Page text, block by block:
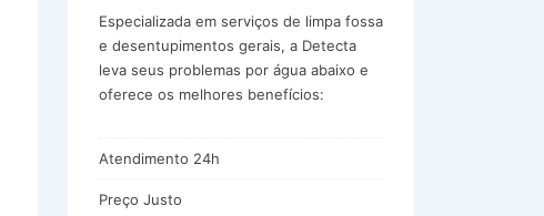
Especializada em serviços de limpa fossa
e desentupimentos gerais, a Detecta
leva seus problemas por água abaixo e
oferece os melhores benefícios:
Atendimento 24h
Preço Justo